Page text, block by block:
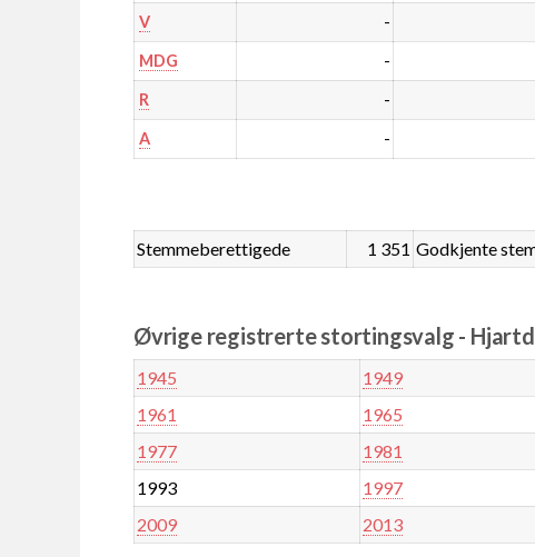
V -
MDG -
R -
A -
Stemmeberettigede 1 351 Godkjente
Øvrige registrerte stortingsvalg -
1945 1949
1961
1965
1977
1981
1993
1997
2009
2013